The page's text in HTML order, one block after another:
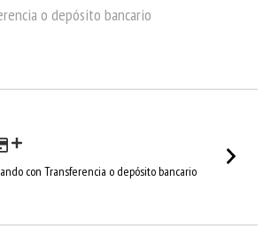
o depósito bancario
con Transferencia o depósito bancario